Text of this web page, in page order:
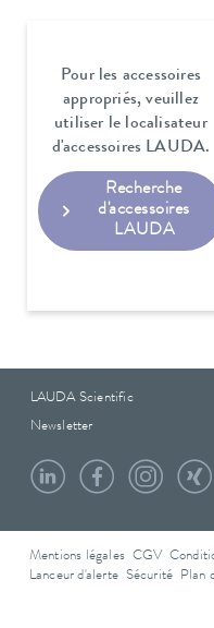
Pour les accessoires
appropriés, veuillez
utiliser le localisateur
d'accessoires LAUDA.
Recherche
d'accessoires
LAUDA
LAUDA Scientific
Newsletter
Mentions légales CGV
Lanceur d'alerte Sécurité Plan